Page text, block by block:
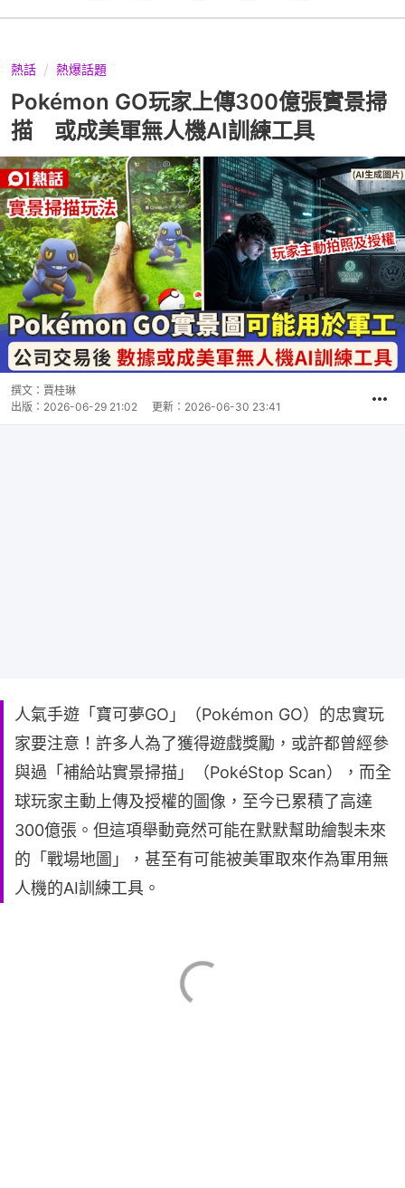
熱話 熱爆話題
Pokémon GO玩家上傳300億張實景掃
描 或成美軍無人機AI訓練工具
撰文： 賈桂琳
出版： 2026-06-29 21:02 更新： 2026-06-30 23:41
人氣手遊「寶可夢GO」（Pokémon GO）的忠實玩
家要注意！許多人為了獲得遊戲獎勵，或許都曾經參
與過「補給站實景掃描」（PokéStop Scan），而全
球玩家主動上傳及授權的圖像，至今已累積了高達
300億張。但這項舉動竟然可能在默默幫助繪製未來
的「戰場地圖」，甚至有可能被美軍取來作為軍用無
人機的AI訓練工具。